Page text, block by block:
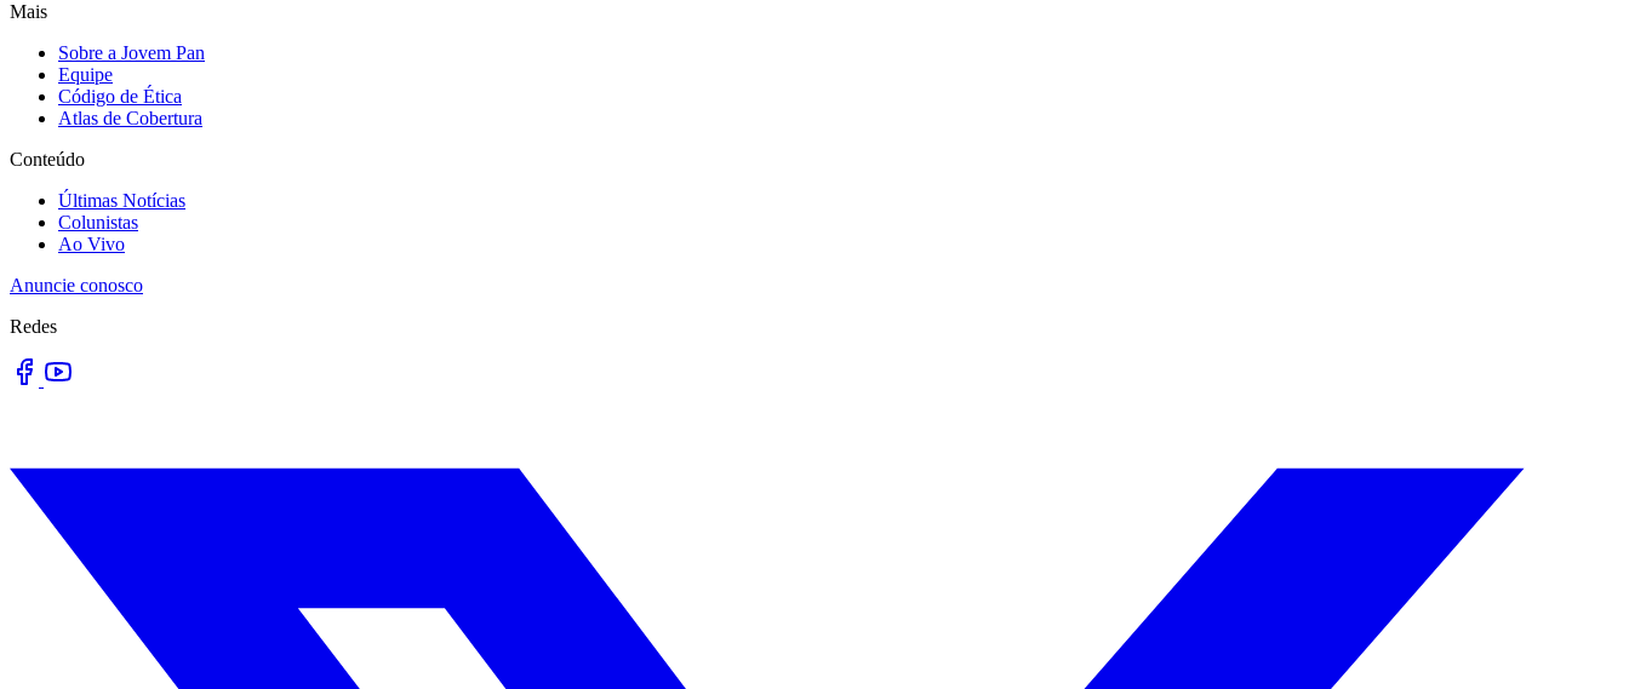
Mais
Sobre a Jovem Pan
Equipe
Código de Ética
Atlas de Cobertura
Conteúdo
Últimas Notícias
Colunistas
Ao Vivo
Anuncie conosco
Redes